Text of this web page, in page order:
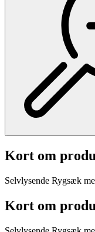
Kort om
Selvlysende Rygsæk
Kort om